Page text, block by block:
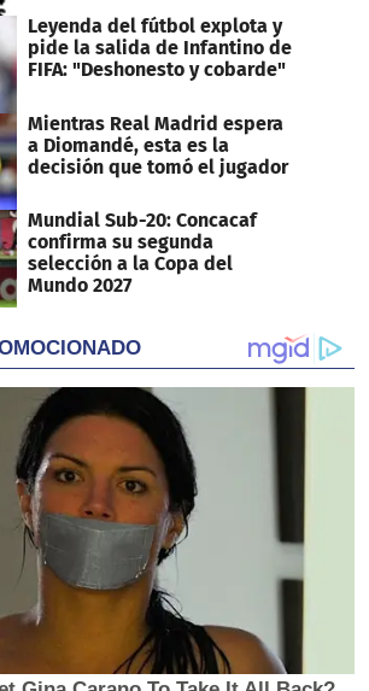
Leyenda del fútbol explota y
pide la salida de Infantino de
FIFA: "Deshonesto y cobarde"
Mientras Real Madrid espera
a Diomandé, esta es la
decisión que tomó el jugador
Mundial Sub-20: Concacaf
confirma su segunda
selección a la Copa del
Mundo 2027